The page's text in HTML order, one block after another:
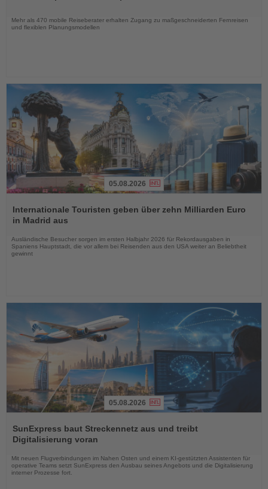
Mehr als 470 mobile Reiseberater erhalten Zugang zu maßgeschneiderten Fernreisen
und flexiblen Planungsmodellen
Sie
die
05.08.2026
Internationale Touristen geben über zehn Milliarden Euro
in Madrid aus
Ausländische Besucher sorgen im ersten Halbjahr 2026 für Rekordausgaben in
Spaniens Hauptstadt, die vor allem bei Reisenden aus den USA weiter an Beliebtheit
gewinnt
Sie
die
Nachrichten
05.08.2026
SunExpress baut Streckennetz aus und treibt
Digitalisierung voran
Mit neuen Flugverbindungen im Nahen Osten und einem KI-gestützten Assistenten für
operative Teams setzt SunExpress den Ausbau seines Angebots und die Digitalisierung
interner Prozesse fort.